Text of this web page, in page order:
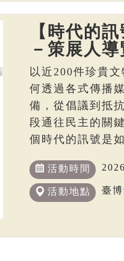
【時代的
－策展人導
以近200件珍貴
何透過各式傳播
備，從倡議到抵
段通往民主的關
個時代的訊號是
活動時間
活動地點 臺